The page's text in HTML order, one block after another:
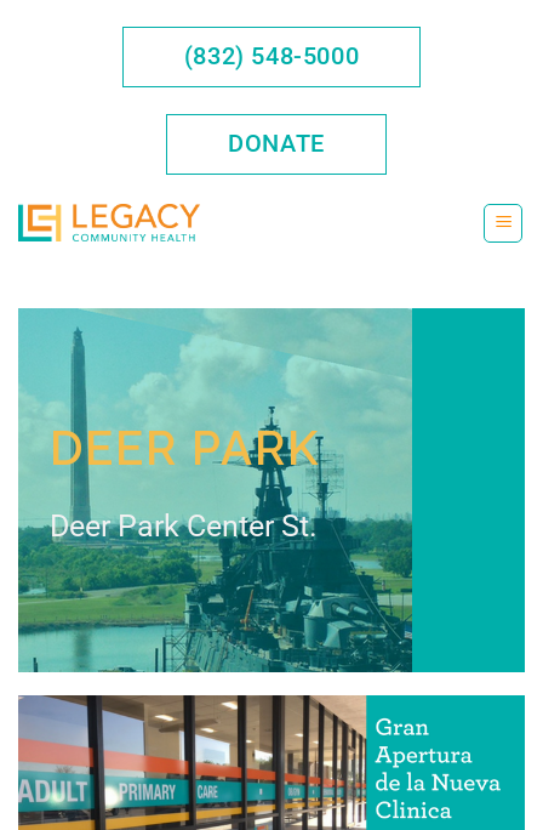
(832) 548-5000
DONATE
DEER PARK
Deer Park Center St.